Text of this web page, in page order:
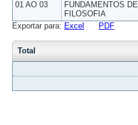
01 AO 03
FUNDAMENTOS DE
FILOSOFIA
Exportar para: Excel PDF
Total